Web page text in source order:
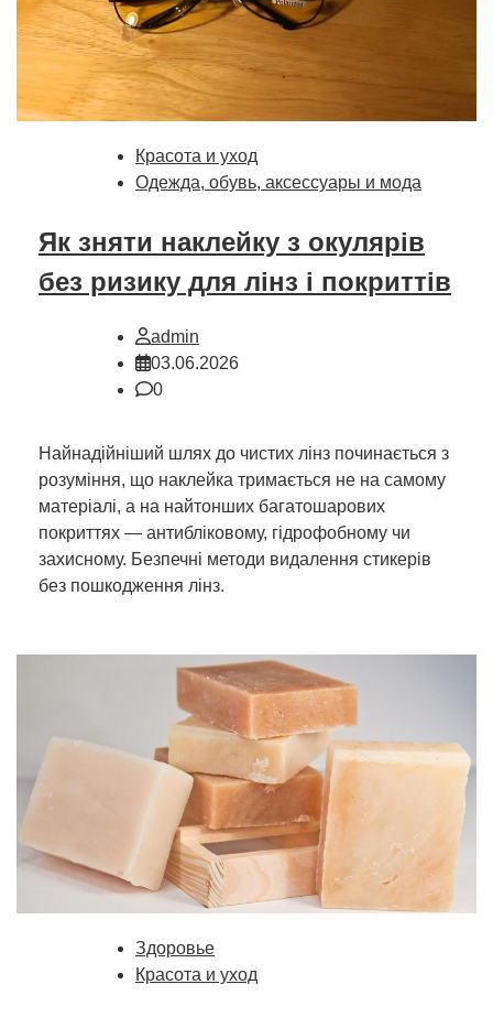
Красота и уход
Одежда, обувь, аксессуары и мода
Як зняти наклейку з окулярів
без ризику для лінз і покриттів
admin
03.06.2026
0
Найнадійніший шлях до чистих лінз починається з
розуміння, що наклейка тримається не на самому
матеріалі, а на найтонших багатошарових
покриттях — антибліковому, гідрофобному чи
захисному. Безпечні методи видалення стикерів
без пошкодження лінз.
Здоровье
Красота и уход